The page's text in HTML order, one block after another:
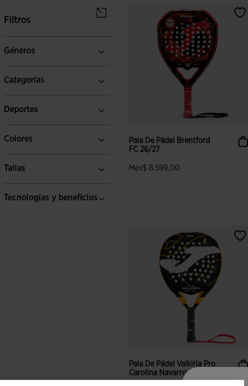
Filtros
Géneros
Categorías
Deportes
Colores
Tallas
Tecnologías y beneficios
Pala De Pádel Brentford
FC 26/27
Mex$ 8.599,00
Pala De Pádel Valkiria Pro
Carolina Navarro N...